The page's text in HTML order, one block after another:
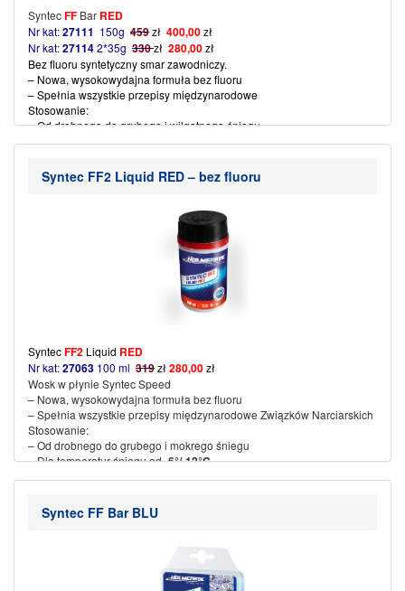
SyntecFF Bar RED
Nr kat:27111 150g 459zł 400,00zł
Nr kat:271142*35g 330zł 280,00zł
Bez fluoru syntetyczny smar zawodniczy.
– Nowa, wysokowydajna formuła bez fluoru
– Spełnia wszystkie przepisy międzynarodowe
Stosowanie:
– Od drobnego do grubego i wilgotnego śniegu
– Dla temperatur śniegu od-4 ° do-10°C
– Bardzo duże przyspieszenie
– Najwyższe oceny odporności na poślizg i ścieranie
Syntec FF2 Liquid RED – bez fluoru
SyntecFF2 Liquid RED
Nr kat:27063 100 ml 319zł 280,00zł
Wosk w płynie Syntec Speed
– Nowa, wysokowydajna formuła bez fluoru
– Spełnia wszystkie przepisy międzynarodowe Związków Narciarskich
Stosowanie:
– Od drobnego do grubego i mokrego śniegu
– Dla temperatur śniegu od-6°/-12°C
– Bardzo duże przyspieszenie
przeczyścić szczotką miedzianą lub steel
– stosowany jako dwuskładnikowy produkt z
Syntec FF Bar BLU